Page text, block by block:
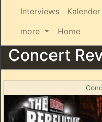
Interviews
Kalender
more
Home
Concert